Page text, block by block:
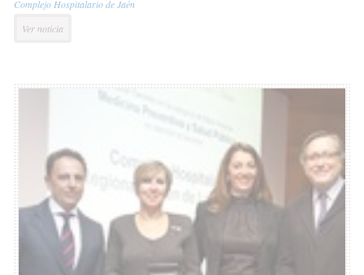
Complejo Hospitalario de Jaén
Ver noticia